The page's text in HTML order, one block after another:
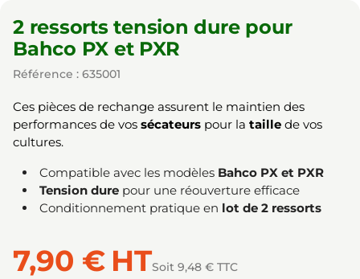
2 ressorts tension dure pour
Bahco PX et PXR
Référence : 635001
Ces pièces de rechange assurent le maintien des
performances de vos sécateurs pour la taille de vos
cultures.
Compatible avec les modèles Bahco PX et PXR
Tension dure pour une réouverture efficace
Conditionnement pratique en lot de 2 ressorts
7,90 € HTSoit 9,48 € TTC